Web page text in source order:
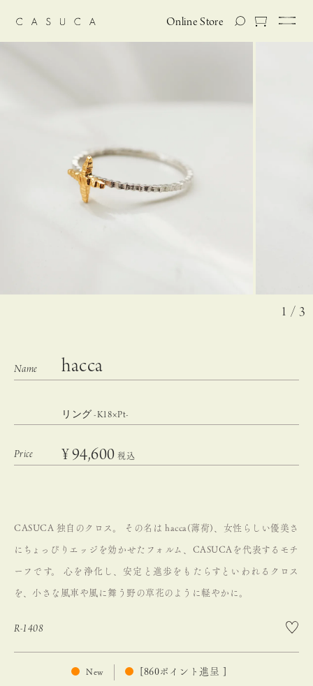
Online Store
1 / 3
hacca
リング -K18×Pt-
¥94,600 税込
CASUCA 独自のクロス。 その名は hacca(薄荷)、女性らしい優美さ
にちょっぴりエッジを効かせたフォルム、CASUCAを代表するモチ
ーフです。 心を浄化し、安定と進歩をもたらすといわれるクロス
を、小さな風車や風に舞う野の草花のように軽やかに。
R-1408
New 860ポイント進呈 ]